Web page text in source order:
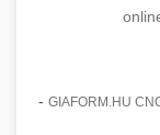
- GIAFORM.HU